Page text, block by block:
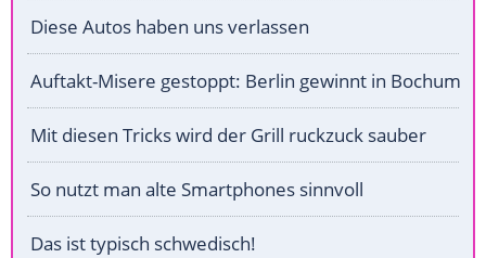
Diese Autos haben uns verlassen
Auftakt-Misere gestoppt: Berlin gewinnt in Bochum
Mit diesen Tricks wird der Grill ruckzuck sauber
So nutzt man alte Smartphones sinnvoll
Das ist typisch schwedisch!